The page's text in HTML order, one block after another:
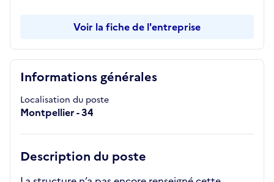
Informations générales
Localisation du poste
Montpellier - 34
Description du poste
Voir la fiche de l'entreprise